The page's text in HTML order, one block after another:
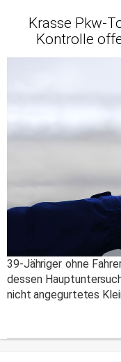
Krasse Pkw-
Kontrolle
39-Jähriger ohne
dessen
nicht angegurtetes